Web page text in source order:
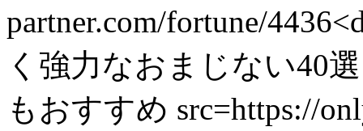
partner.com/fortune/4436
く強力なおまじない40
もおすすめ src=https://